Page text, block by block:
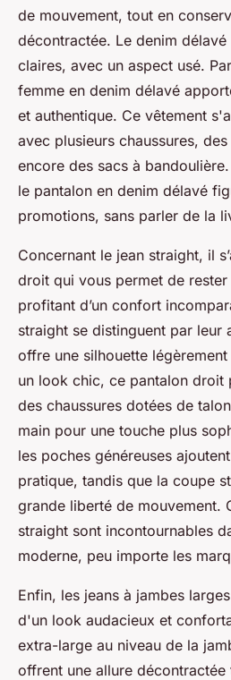
de mouvement, tout en
décontractée. Le denim
claires, avec un aspect usé.
femme en denim délavé
et authentique. Ce vêtement
avec plusieurs chaussures,
encore des sacs à
le pantalon en denim délavé
promotions, sans parler de la
Concernant le jean straight, il
droit qui vous permet de
profitant d’un confort
straight se distinguent par leur
offre une silhouette
un look chic, ce pantalon droit
des chaussures dotées de
main pour une touche plus
les poches généreuses
pratique, tandis que la coupe
grande liberté de mouvement.
straight sont incontournables
moderne, peu importe les
Enfin, les jeans à jambes
d'un look audacieux et
extra-large au niveau de la
offrent une allure décontractée